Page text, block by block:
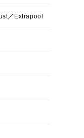
／Extrapool